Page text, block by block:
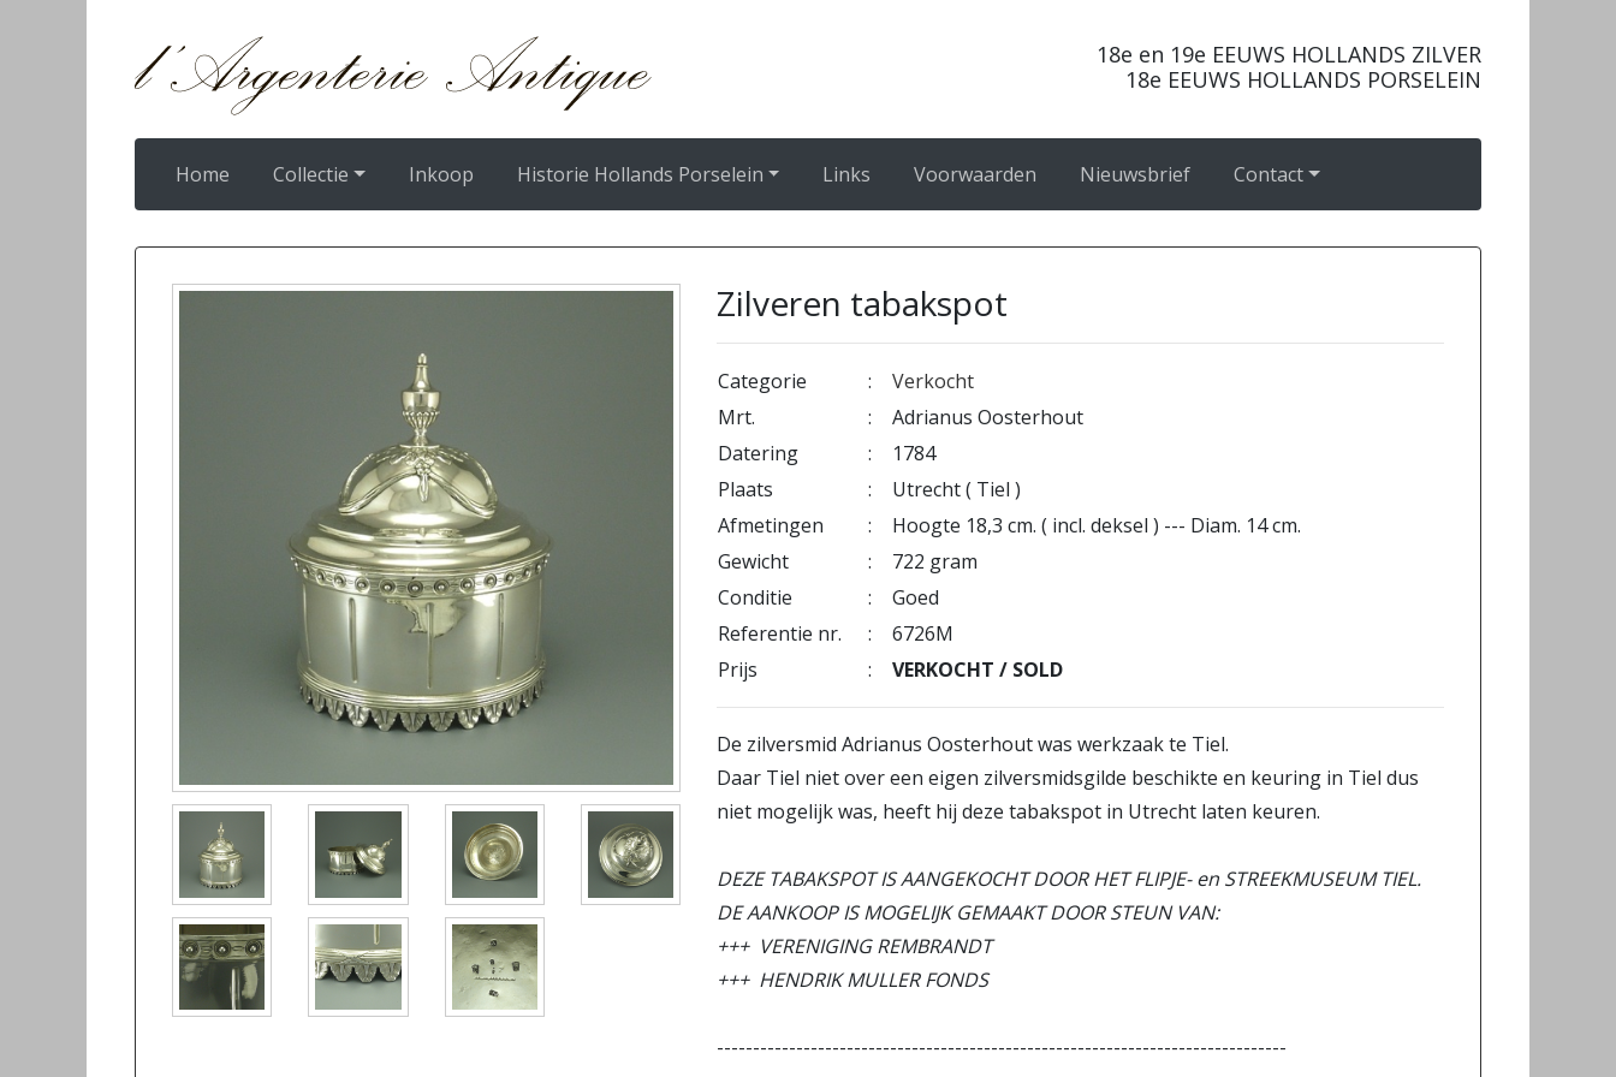
18e en 19e EEUWS HOLLANDS ZILVER
18e EEUWS HOLLANDS PORSELEIN
Home Collectie Inkoop Historie Hollands Porselein Links Voorwaarden Nieuwsbrief Contact
Zilveren tabakspot
Categorie :
Verkocht
Mrt.
:
Adrianus Oosterhout
Datering
:
1784
Plaats
:
Utrecht ( Tiel )
Afmetingen
:
Hoogte 18,3 cm. ( incl. deksel ) --- Diam. 14 cm.
Gewicht
:
722 gram
Conditie
:
Goed
Referentie nr.
:
6726M
Prijs
: VERKOCHT / SOLD
De zilversmid Adrianus Oosterhout was werkzaak te Tiel.
Daar Tiel niet over een eigen zilversmidsgilde beschikte en keuring in Tiel dus
niet mogelijk was, heeft hij deze tabakspot in Utrecht laten keuren.
DEZE TABAKSPOT IS AANGEKOCHT DOOR HET FLIPJE- en STREEKMUSEUM TIEL.
DE AANKOOP IS MOGELIJK GEMAAKT DOOR STEUN VAN:
+++ VERENIGING REMBRANDT
+++ HENDRIK MULLER FONDS
-------------------------------------------------------------------------------